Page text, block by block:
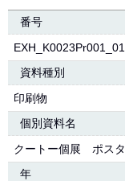
番号
EXH_K0023Pr001_01
資料種別
印刷物
個別資料名
クートー個展 ポス
年